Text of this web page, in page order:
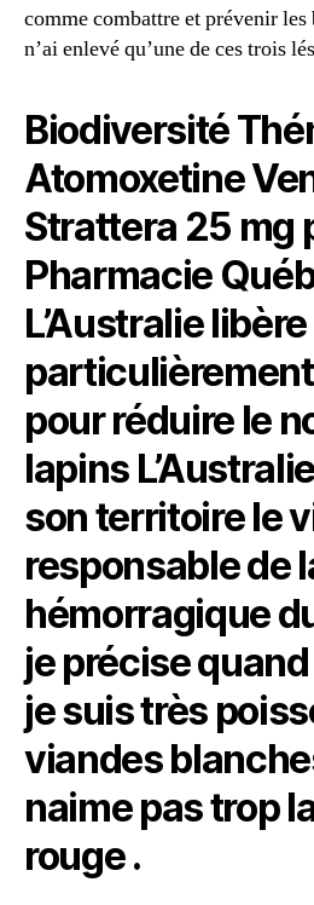
comme combattre et prévenir
n’ai enlevé qu’une de ces trois
Biodiversité
Atomoxetine
Strattera 25 mg
Pharmacie
L’Australie
pour réduire le
lapins
son territoire le
responsable de
hémorragique
je précise
je suis très
viandes
naime pas trop
rouge .